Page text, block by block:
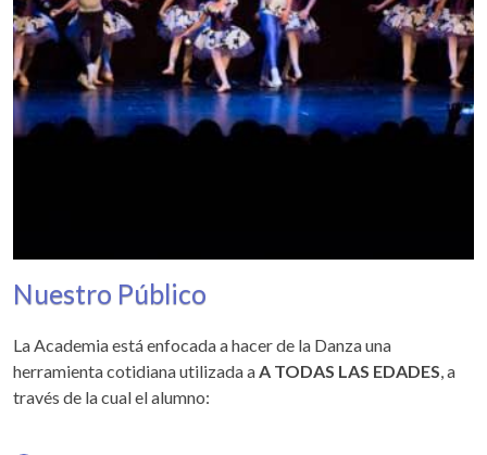
Nuestro Público
La Academia está enfocada a hacer de la Danza una
herramienta cotidiana utilizada aA TODAS LAS EDADES, a
través de la cual el alumno: